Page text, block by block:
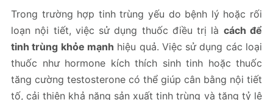
Trong trường hợp tinh trùng yếu do bệnh lý hoặc rối
loạn nội tiết, việc sử dụng thuốc điều trị là cách để
tinh trùng khỏe mạnh hiệu quả. Việc sử dụng các loại
thuốc như hormone kích thích sinh tinh hoặc thuốc
tăng cường testosterone có thể giúp cân bằng nội tiết
tố, cải thiện khả năng sản xuất tinh trùng và tăng tỷ lệ